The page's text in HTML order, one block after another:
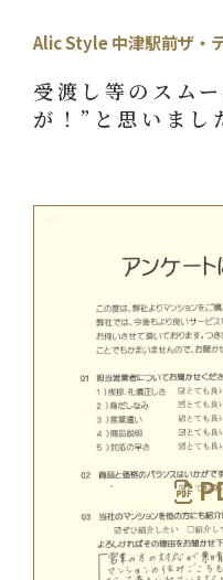
Alic Style 中津駅前ザ・
受渡し等のスム
が！”と思いまし